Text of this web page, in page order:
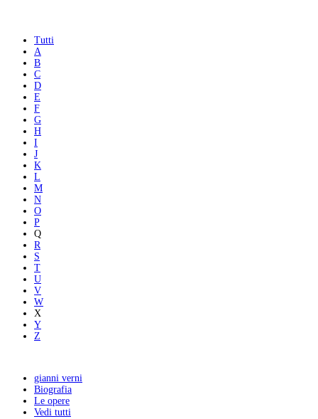
Tutti
A
B
C
D
E
F
G
H
I
J
K
L
M
N
O
P
Q
R
S
T
U
V
W
X
Y
Z
gianni verni
Biografia
Le opere
Vedi tutti